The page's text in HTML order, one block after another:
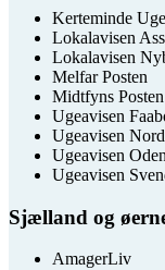
Kerteminde
Lokalavisen
Lokalavisen
Melfar Posten
Midtfyns Posten
Ugeavisen
Ugeavisen
Ugeavisen
Ugeavisen
Sjælland og
AmagerLiv